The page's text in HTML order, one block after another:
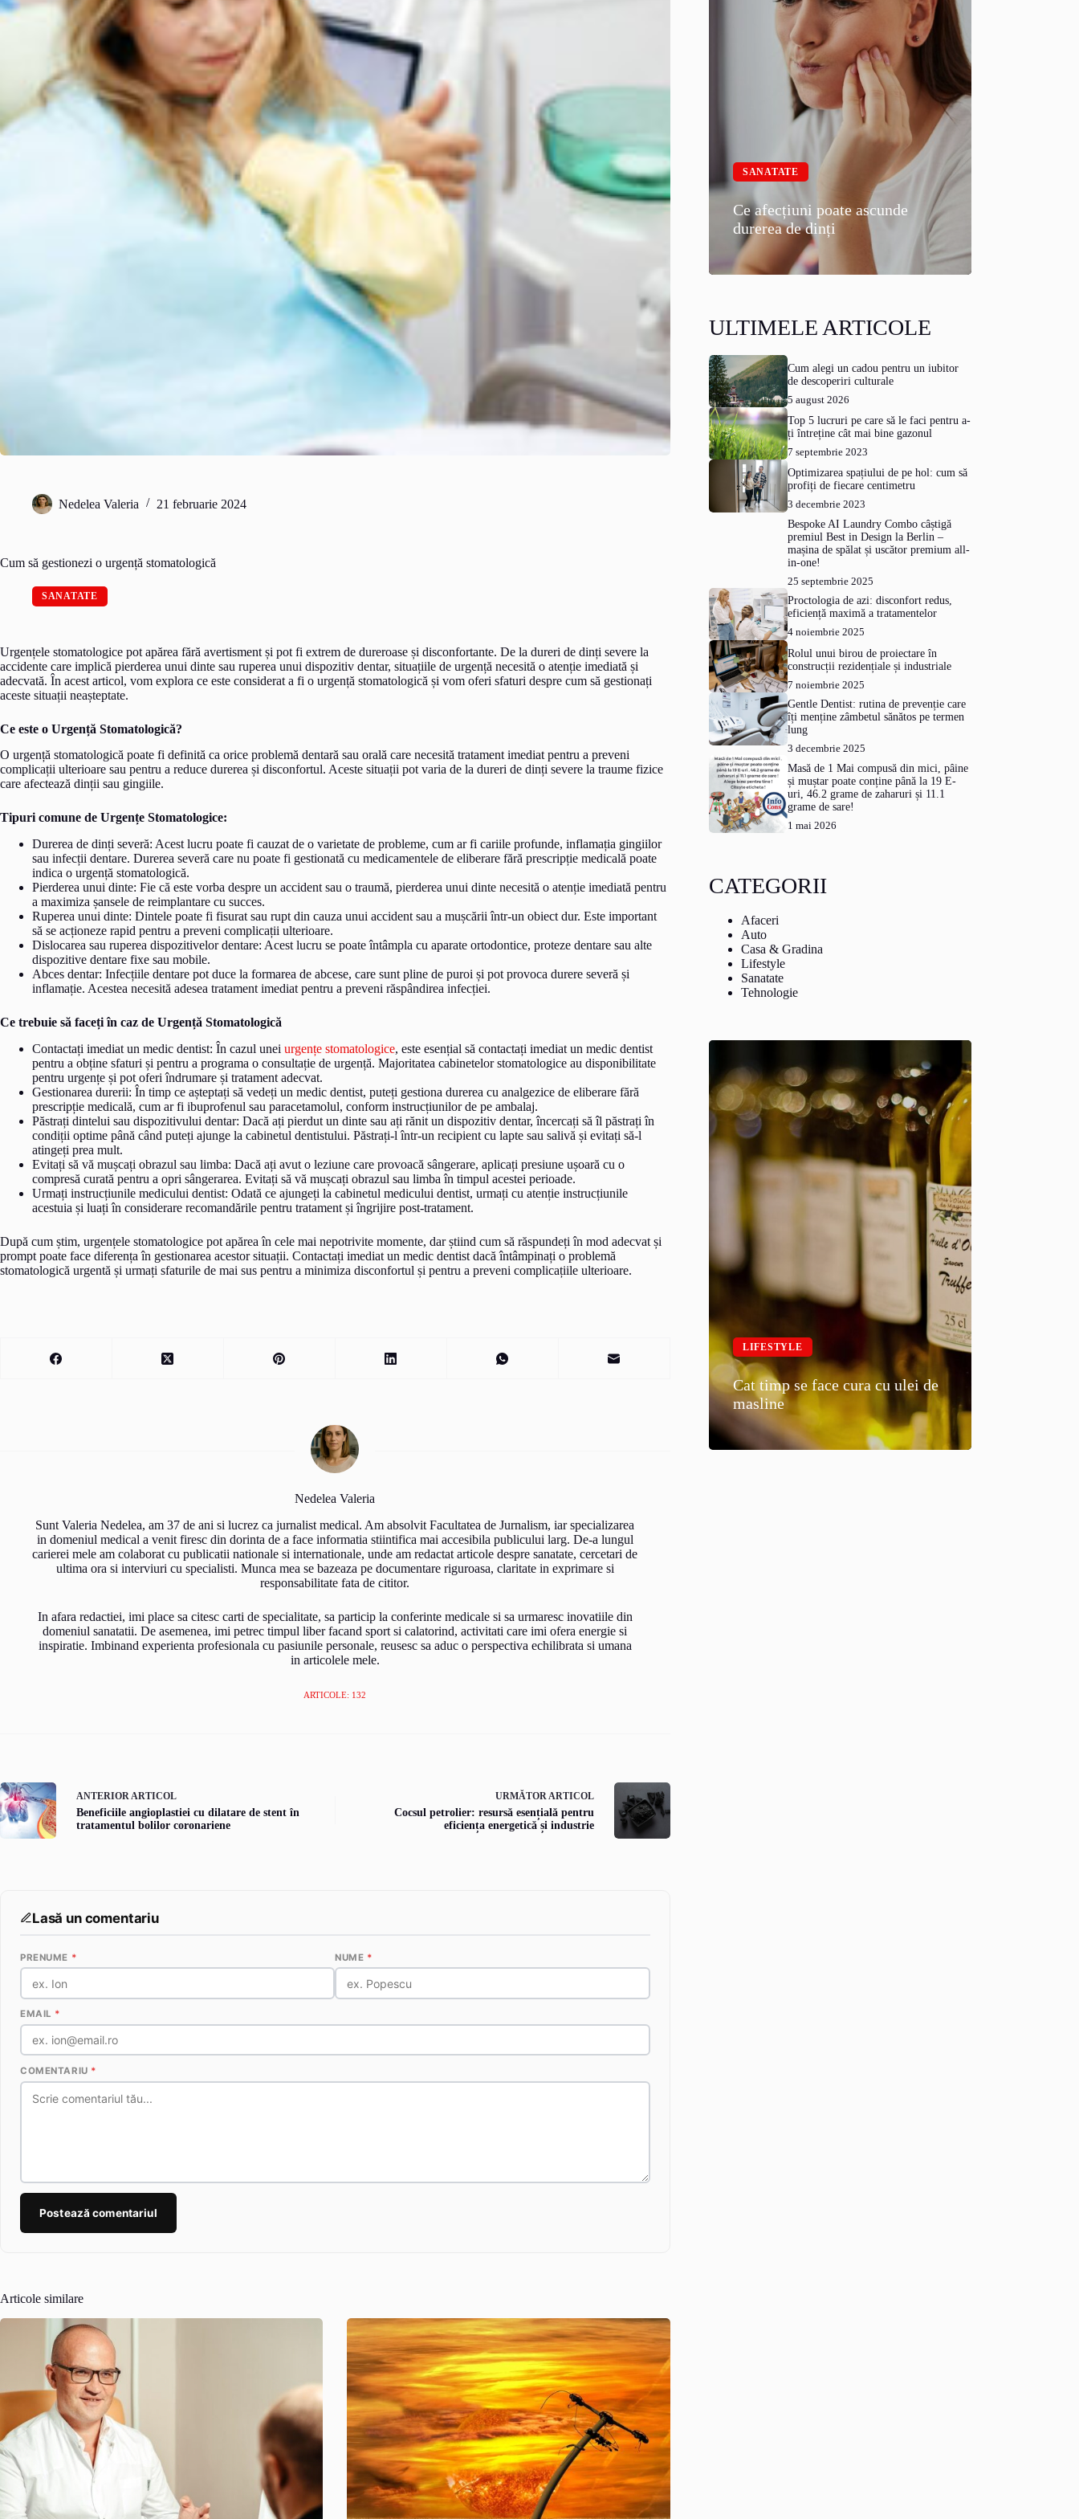
Nedelea Valeria 21 februarie 2024
Cum să gestionezi o urgență stomatologică
SANATATE
Urgențele stomatologice pot apărea fără avertisment și pot fi extrem de dureroase și disconfortante. De la dureri de dinți severe la
accidente care implică pierderea unui dinte sau ruperea unui dispozitiv dentar, situațiile de urgență necesită o atenție imediată și
adecvată. În acest articol, vom explora ce este considerat a fi o urgență stomatologică și vom oferi sfaturi despre cum să gestionați
aceste situații neașteptate.
Ce este o Urgență Stomatologică?
O urgență stomatologică poate fi definită ca orice problemă dentară sau orală care necesită tratament imediat pentru a preveni
complicații ulterioare sau pentru a reduce durerea și disconfortul. Aceste situații pot varia de la dureri de dinți severe la traume fizice
care afectează dinții sau gingiile.
Tipuri comune de Urgențe Stomatologice:
Durerea de dinți severă: Acest lucru poate fi cauzat de o varietate de probleme, cum ar fi cariile profunde, inflamația gingiilor
sau infecții dentare. Durerea severă care nu poate fi gestionată cu medicamentele de eliberare fără prescripție medicală poate
indica o urgență stomatologică.
Pierderea unui dinte: Fie că este vorba despre un accident sau o traumă, pierderea unui dinte necesită o atenție imediată pentru
a maximiza șansele de reimplantare cu succes.
Ruperea unui dinte: Dintele poate fi fisurat sau rupt din cauza unui accident sau a mușcării într-un obiect dur. Este important
să se acționeze rapid pentru a preveni complicații ulterioare.
Dislocarea sau ruperea dispozitivelor dentare: Acest lucru se poate întâmpla cu aparate ortodontice, proteze dentare sau alte
dispozitive dentare fixe sau mobile.
Abces dentar: Infecțiile dentare pot duce la formarea de abcese, care sunt pline de puroi și pot provoca durere severă și
inflamație. Acestea necesită adesea tratament imediat pentru a preveni răspândirea infecției.
Ce trebuie să faceți în caz de Urgență Stomatologică
Contactați imediat un medic dentist: În cazul unei urgențe stomatologice, este esențial să contactați imediat un medic dentist
pentru a obține sfaturi și pentru a programa o consultație de urgență. Majoritatea cabinetelor stomatologice au disponibilitate
pentru urgențe și pot oferi îndrumare și tratament adecvat.
Gestionarea durerii: În timp ce așteptați să vedeți un medic dentist, puteți gestiona durerea cu analgezice de eliberare fără
prescripție medicală, cum ar fi ibuprofenul sau paracetamolul, conform instrucțiunilor de pe ambalaj.
Păstrați dintelui sau dispozitivului dentar: Dacă ați pierdut un dinte sau ați rănit un dispozitiv dentar, încercați să îl păstrați în
condiții optime până când puteți ajunge la cabinetul dentistului. Păstrați-l într-un recipient cu lapte sau salivă și evitați să-l
atingeți prea mult.
Evitați să vă mușcați obrazul sau limba: Dacă ați avut o leziune care provoacă sângerare, aplicați presiune ușoară cu o
compresă curată pentru a opri sângerarea. Evitați să vă mușcați obrazul sau limba în timpul acestei perioade.
Urmați instrucțiunile medicului dentist: Odată ce ajungeți la cabinetul medicului dentist, urmați cu atenție instrucțiunile
acestuia și luați în considerare recomandările pentru tratament și îngrijire post-tratament.
După cum știm, urgențele stomatologice pot apărea în cele mai nepotrivite momente, dar știind cum să răspundeți în mod adecvat și
prompt poate face diferența în gestionarea acestor situații. Contactați imediat un medic dentist dacă întâmpinați o problemă
stomatologică urgentă și urmați sfaturile de mai sus pentru a minimiza disconfortul și pentru a preveni complicațiile ulterioare.
Nedelea Valeria
Sunt Valeria Nedelea, am 37 de ani si lucrez ca jurnalist medical. Am absolvit Facultatea de Jurnalism, iar specializarea
in domeniul medical a venit firesc din dorinta de a face informatia stiintifica mai accesibila publicului larg. De-a lungul
carierei mele am colaborat cu publicatii nationale si internationale, unde am redactat articole despre sanatate, cercetari de
ultima ora si interviuri cu specialisti. Munca mea se bazeaza pe documentare riguroasa, claritate in exprimare si
responsabilitate fata de cititor.
In afara redactiei, imi place sa citesc carti de specialitate, sa particip la conferinte medicale si sa urmaresc inovatiile din
domeniul sanatatii. De asemenea, imi petrec timpul liber facand sport si calatorind, activitati care imi ofera energie si
inspiratie. Imbinand experienta profesionala cu pasiunile personale, reusesc sa aduc o perspectiva echilibrata si umana
in articolele mele.
ARTICOLE: 132
ANTERIORARTICOL
Beneficiile angioplastiei cu dilatare de stent în
tratamentul bolilor coronariene
URMĂTORARTICOL
Cocsul petrolier: resursă esențială pentru
eficiența energetică și industrie
Lasă un comentariu
PRENUME * NUME *
EMAIL *
COMENTARIU *
Postează comentariul
Articole similare
SANATATE
Ce afecțiuni poate ascunde
durerea de dinți
ULTIMELE ARTICOLE
Cum alegi un cadou pentru un iubitor
de descoperiri culturale
5 august 2026
Top 5 lucruri pe care să le faci pentru a-
ți întreține cât mai bine gazonul
7 septembrie 2023
Optimizarea spațiului de pe hol: cum să
profiți de fiecare centimetru
3 decembrie 2023
Bespoke AI Laundry Combo câștigă
premiul Best in Design la Berlin –
mașina de spălat și uscător premium all-
in-one!
25 septembrie 2025
Proctologia de azi: disconfort redus,
eficiență maximă a tratamentelor
4 noiembrie 2025
Rolul unui birou de proiectare în
construcții rezidențiale și industriale
7 noiembrie 2025
Gentle Dentist: rutina de prevenție care
îți menține zâmbetul sănătos pe termen
lung
3 decembrie 2025
Masă de 1 Mai compusă din mici, pâine
și muștar poate conține până la 19 E-
uri, 46.2 grame de zaharuri și 11.1
grame de sare!
1 mai 2026
CATEGORII
Afaceri
Auto
Casa & Gradina
Lifestyle
Sanatate
Tehnologie
LIFESTYLE
Cat timp se face cura cu ulei de
masline